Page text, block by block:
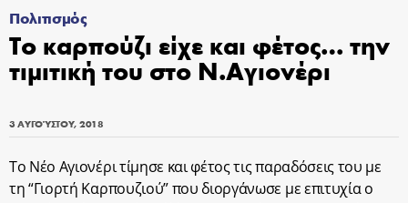
Πολιτισμός
Το καρπούζι είχε και φέτος… την
τιμιτική του στο Ν.Αγιονέρι
3 ΑΥΓΟΎΣΤΟΥ, 2018
Το Νέο Αγιονέρι τίμησε και φέτος τις παραδόσεις του με
τη “Γιορτή Καρπουζιού” που διοργάνωσε με επιτυχία ο